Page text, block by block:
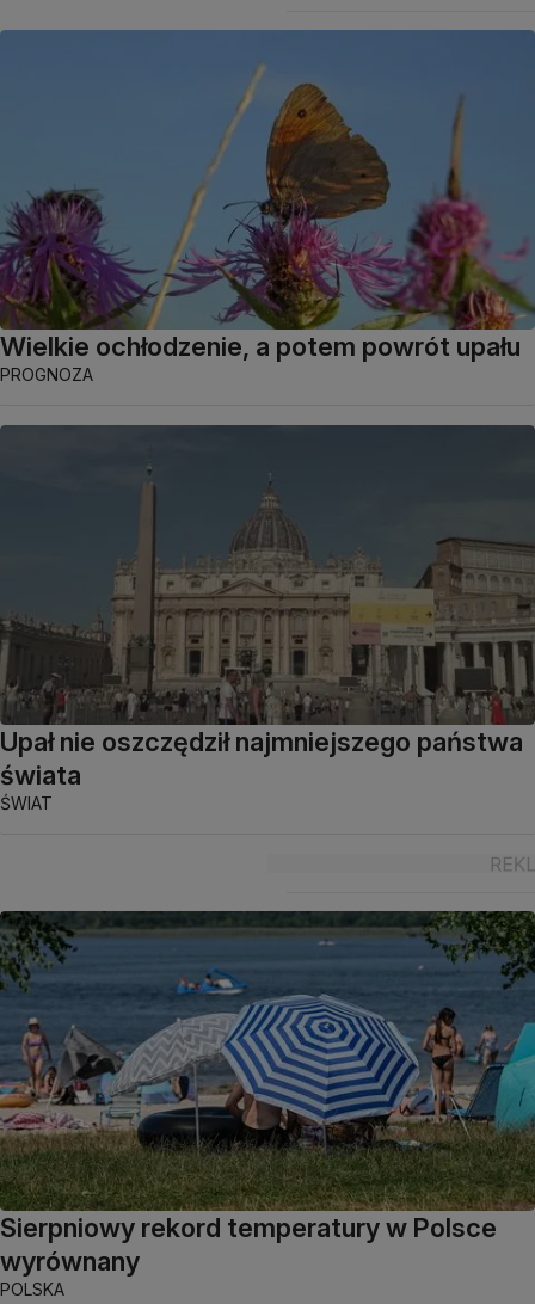
Wielkie ochłodzenie, a potem powrót upału
PROGNOZA
Upał nie oszczędził najmniejszego państwa
świata
ŚWIAT
Sierpniowy rekord temperatury w Polsce
wyrównany
POLSKA